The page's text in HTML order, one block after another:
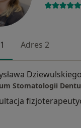
Adres 2
Stomatologii